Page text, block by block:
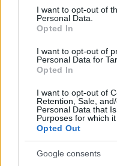
consent section.
I want to opt-out of
Personal Data.
Opted In
I want to opt-out of
Personal Data for
Opted In
I want to opt-out of
Retention, Sale,
Personal Data that
Purposes for which it
Opted Out
Google consents